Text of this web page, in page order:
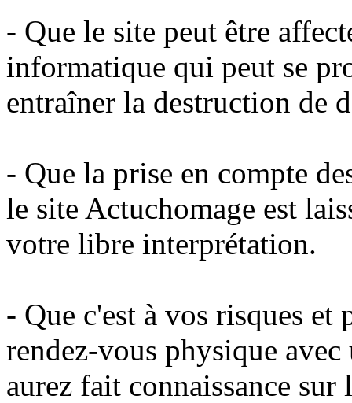
- Que le site peut être
informatique qui peut se
entraîner la destruction de
- Que la prise en compte
le site Actuchomage est
votre libre interprétation.
- Que c'est à vos risques
rendez-vous physique
aurez fait connaissance sur